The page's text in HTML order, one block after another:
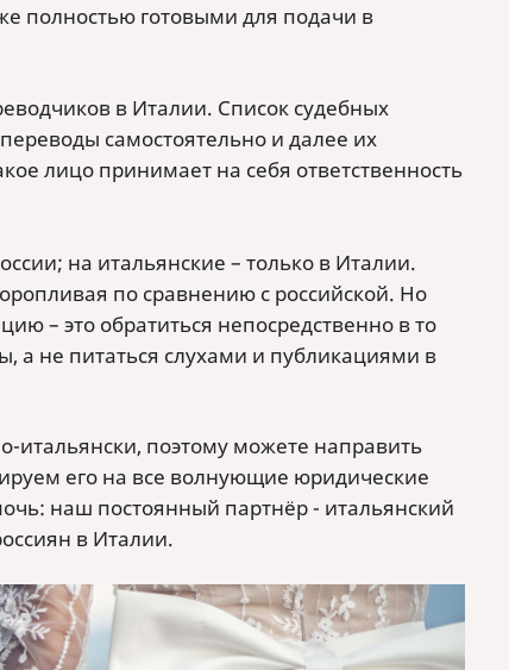
полностью готовыми для подачи в
в Италии. Список судебных
самостоятельно и далее их
лицо принимает на себя ответственность
на итальянские – только в Италии.
по сравнению с российской. Но
– это обратиться непосредственно в то
а не питаться слухами и публикациями в
итальянски, поэтому можете направить
его на все волнующие юридические
наш постоянный партнёр - итальянский
в Италии.